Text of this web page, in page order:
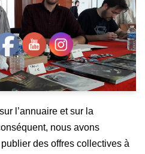
l’annuaire et sur la
nous avons
des offres collectives à